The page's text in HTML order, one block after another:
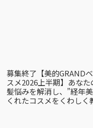
募集終了【美的GRAND
スメ2026上半期】あなた
髪悩みを解消し、”経年
くれたコスメをくわしく